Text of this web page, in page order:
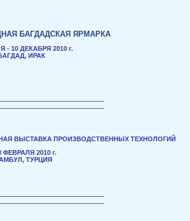
БАГДАДСКАЯ ЯРМАРКА
- 10 ДЕКАБРЯ 2010 г.
ИРАК
ВЫСТАВКА ПРОИЗВОДСТВЕННЫХ ТЕХНОЛОГИЙ
ФЕВРАЛЯ 2010 г.
ТУРЦИЯ